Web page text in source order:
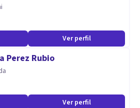
nos invita a habitar el presente,
emociones y ser auténticos en el
Ver perfil
Perez Rubio
Ver perfil